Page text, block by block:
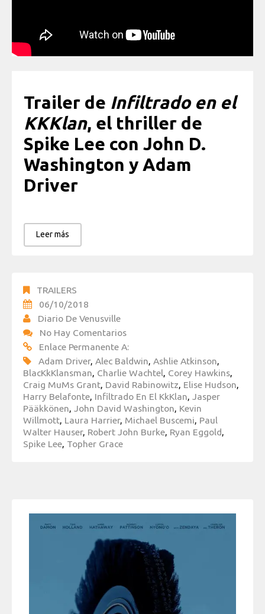
Trailer de Infiltrado en el
KKKlan, el thriller de
Spike Lee con John D.
Washington y Adam
Driver
Leer más
TRAILERS
06/10/2018
Diario De Venusville
No Hay Comentarios
Enlace Permanente A:
Adam Driver, Alec Baldwin, Ashlie Atkinson,
BlacKkKlansman, Charlie Wachtel, Corey Hawkins,
Craig MuMs Grant, David Rabinowitz, Elise Hudson,
Harry Belafonte, Infiltrado En El KkKlan, Jasper
Pääkkönen, John David Washington, Kevin
Willmott, Laura Harrier, Michael Buscemi, Paul
Walter Hauser, Robert John Burke, Ryan Eggold,
Spike Lee, Topher Grace